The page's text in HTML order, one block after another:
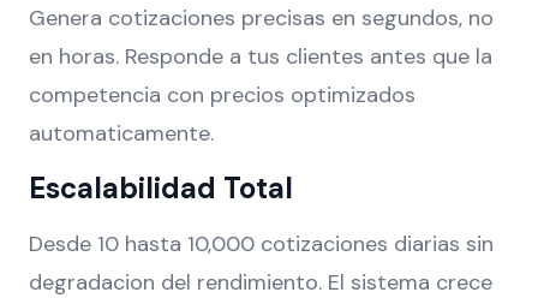
Genera cotizaciones precisas en segundos, no
en horas. Responde a tus clientes antes que la
competencia con precios optimizados
automaticamente.
Escalabilidad Total
Desde 10 hasta 10,000 cotizaciones diarias sin
degradacion del rendimiento. El sistema crece